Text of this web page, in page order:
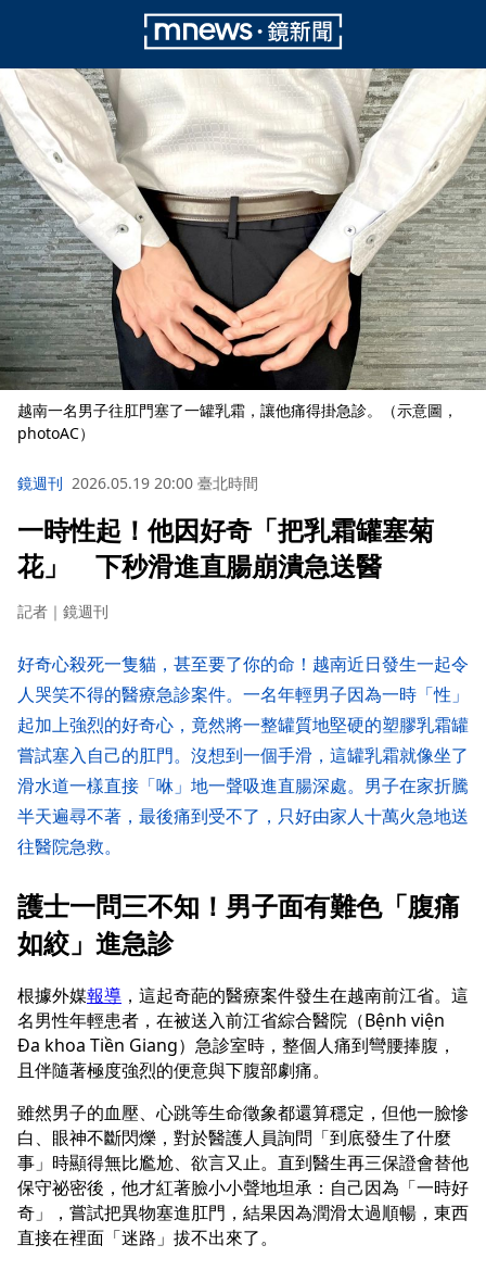
越南一名男子往肛門塞了一罐乳霜，讓他痛得掛急診。（示意圖，
photoAC）
鏡週刊 2026.05.19 20:00 臺北時間
一時性起！他因好奇「把乳霜罐塞菊
花」 下秒滑進直腸崩潰急送醫
記者｜鏡週刊
好奇心殺死一隻貓，甚至要了你的命！越南近日發生一起令
人哭笑不得的醫療急診案件。一名年輕男子因為一時「性」
起加上強烈的好奇心，竟然將一整罐質地堅硬的塑膠乳霜罐
嘗試塞入自己的肛門。沒想到一個手滑，這罐乳霜就像坐了
滑水道一樣直接「咻」地一聲吸進直腸深處。男子在家折騰
半天遍尋不著，最後痛到受不了，只好由家人十萬火急地送
往醫院急救。
護士一問三不知！男子面有難色「腹痛
如絞」進急診
根據外媒報導 ，這起奇葩的醫療案件發生在越南前江省。這
名男性年輕患者，在被送入前江省綜合醫院（Bệnh viện
Đa khoa Tiền Giang）急診室時，整個人痛到彎腰捧腹，
且伴隨著極度強烈的便意與下腹部劇痛。
雖然男子的血壓、心跳等生命徵象都還算穩定，但他一臉慘
白、眼神不斷閃爍，對於醫護人員詢問「到底發生了什麼
事」時顯得無比尷尬、欲言又止。直到醫生再三保證會替他
保守祕密後，他才紅著臉小小聲地坦承：自己因為「一時好
奇」，嘗試把異物塞進肛門，結果因為潤滑太過順暢，東西
直接在裡面「迷路」拔不出來了。